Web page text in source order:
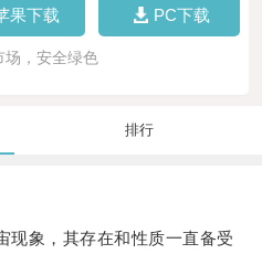
果下载 PC下载
场，安全绿色
排行
象，其存在和性质一直备受